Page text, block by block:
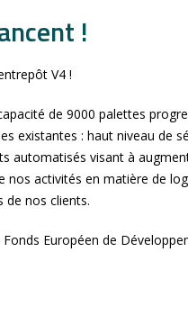
!
V4 !
de 9000 palettes
existantes : haut niveau de
automatisés visant à
activités en matière de
de nos clients.
Européen de